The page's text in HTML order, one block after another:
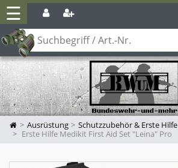
☰
Ausrüstung Schutzzubehör & Erste Hilfe
Erste Hilfe Medikit First Aid Set "Leina" Pro